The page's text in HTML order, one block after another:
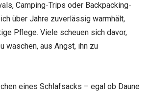
Camping-Trips oder Backpacking-
über Jahre zuverlässig warmhält,
Pflege. Viele scheuen sich davor,
waschen, aus Angst, ihn zu
eines Schlafsacks – egal ob Daune